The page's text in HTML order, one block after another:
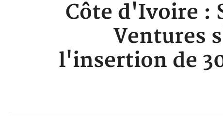
Côte d'Ivoire :
Ventures
l'insertion de